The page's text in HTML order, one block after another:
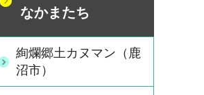
なかまたち
絢爛郷土カヌマン（鹿
沼市）